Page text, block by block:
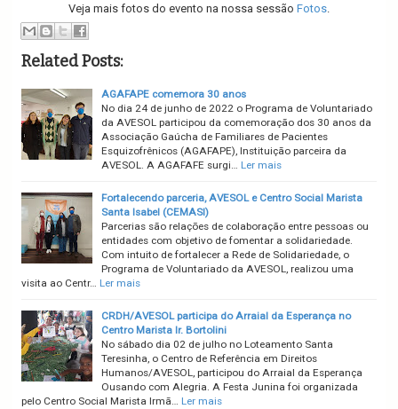
Veja mais fotos do evento na nossa sessão Fotos
Related Posts:
AGAFAPE comemora 30 anos
No dia 24 de junho de 2022 o Programa de Voluntariado
da AVESOL participou da comemoração dos 30 anos da
Associação Gaúcha de Familiares de Pacientes
Esquizofrênicos (AGAFAPE), Instituição parceira da
AVESOL. A AGAFAFE surgi… Ler mais
Fortalecendo parceria, AVESOL e Centro Social Marista
Santa Isabel (CEMASI)
Parcerias são relações de colaboração entre pessoas ou
entidades com objetivo de fomentar a solidariedade.
Com intuito de fortalecer a Rede de Solidariedade, o
Programa de Voluntariado da AVESOL, realizou uma
visita ao Centr… Ler mais
CRDH/AVESOL participa do Arraial da Esperança no
Centro Marista Ir. Bortolini
No sábado dia 02 de julho no Loteamento Santa
Teresinha, o Centro de Referência em Direitos
Humanos/AVESOL, participou do Arraial da Esperança
Ousando com Alegria. A Festa Junina foi organizada
pelo Centro Social Marista Irmã… Ler mais